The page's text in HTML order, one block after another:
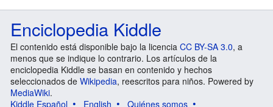
Enciclopedia Kiddle
El contenido está disponible bajo la licencia CC BY-SA 3.0, a
menos que se indique lo contrario. Los artículos de la
enciclopedia Kiddle se basan en contenido y hechos
seleccionados de Wikipedia, reescritos para niños. Powered by
MediaWiki.
Kiddle Español
English Quiénes somos